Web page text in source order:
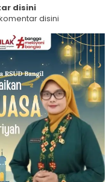
disini
disini